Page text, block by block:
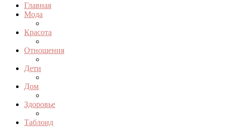
Главная
Мода
Красота
Отношения
Дети
Дом
Здоровье
Таблоид